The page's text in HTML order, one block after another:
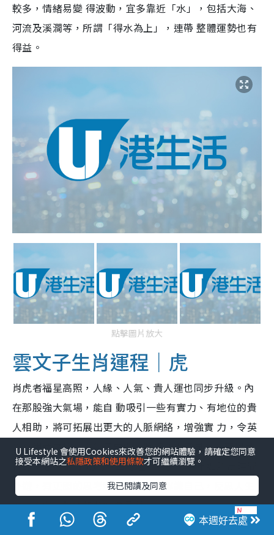
較多，情緒易變 得波動，宜多靠近「水」，包括大海、
河流及溪澗等，所謂「得水為上」，連帶 整體運勢也有
得益。
點擊圖片放大
雲文子生肖運程｜虎
肖虎者福星高照，人緣、人氣、貴人運也同步升級。內
在那股強大氣場，能自 動吸引一些有實力、有地位的貴
人相助，將可拓展出更大的人脈網絡，增強實 力，令英
雄有用武之地。今年只要虛心聆聽別人意見，有實現目
標的決心，做 事切勿「三分鐘熱度」。馬年如騰出時間
外遊，有更闊的思考空間，進一步認識自己，反思人生
的大方向，對運勢將如虎添翼。
本週好去處
U Lifestyle 會使用Cookies來改善您的網站體驗，請確定您同意
接受本網站之私隱政策和使用條款才可繼續瀏覽。
我已閱讀及同意